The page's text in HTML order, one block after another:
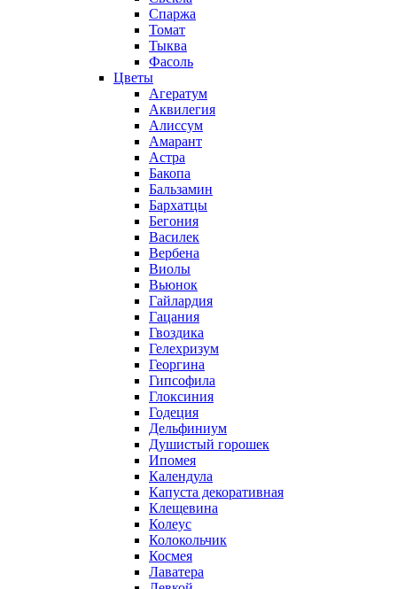
Спаржа
Томат
Тыква
Фасоль
Цветы
Агератум
Аквилегия
Алиссум
Амарант
Астра
Бакопа
Бальзамин
Бархатцы
Бегония
Василек
Вербена
Виолы
Вьюнок
Гайлардия
Гацания
Гвоздика
Гелехризум
Георгина
Гипсофила
Глоксиния
Годеция
Дельфиниум
Душистый горошек
Ипомея
Календула
Капуста декоративная
Клещевина
Колеус
Колокольчик
Космея
Лаватера